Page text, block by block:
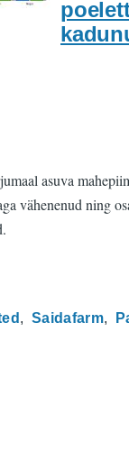
asuva
vähenenud ning
Saidafarm